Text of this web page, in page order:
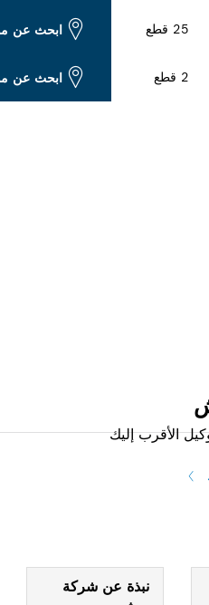
25 قطع ابحث عن
2 قطع ابحث عن
الأقرب إليك
نبذة عن شركة